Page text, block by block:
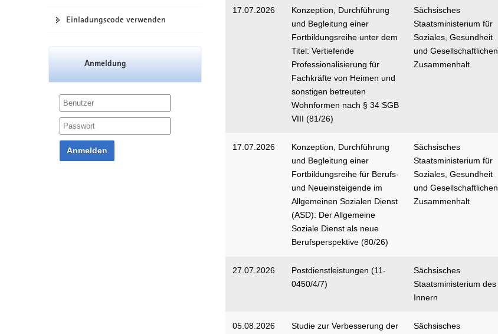
Einladungscode verwenden
Anmeldung
Anmelden
17.07.2026
Konzeption, Durchführung
und Begleitung einer
Fortbildungsreihe unter dem
Titel: Vertiefende
Professionalisierung für
Fachkräfte von Heimen und
sonstigen betreuten
Wohnformen nach § 34 SGB
VIII (81/26)
Sächsisches
Staatsministerium für
Soziales, Gesundheit
und Gesellschaftlichen
Zusammenhalt
17.07.2026
Konzeption, Durchführung
und Begleitung einer
Fortbildungsreihe für Berufs-
und Neueinsteigende im
Allgemeinen Sozialen Dienst
(ASD): Der Allgemeine
Soziale Dienst als neue
Berufsperspektive (80/26)
Sächsisches
Staatsministerium für
Soziales, Gesundheit
und Gesellschaftlichen
Zusammenhalt
27.07.2026
Postdienstleistungen (11-
0450/4/7)
Sächsisches
Staatsministerium des
Innern
05.08.2026
Studie zur Verbesserung der
Sächsisches